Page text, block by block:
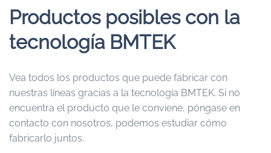
Productos posibles con la
tecnología BMTEK
Vea todos los productos que puede fabricar con
nuestras líneas gracias a la tecnología BMTEK. Si no
encuentra el producto que le conviene, póngase en
contacto con nosotros, podemos estudiar cómo
fabricarlo juntos.